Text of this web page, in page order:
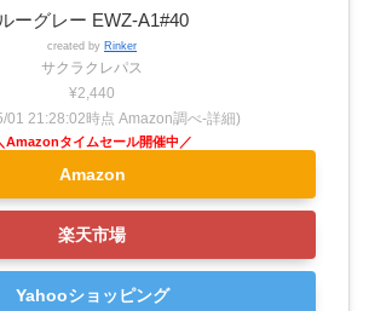
ルーグレー EWZ-A1#40
created by Rinker
サクラクレパス
¥2,440
01 21:28:02時点 Amazon調べ-詳細)
Amazon
楽天市場
Yahooショッピング